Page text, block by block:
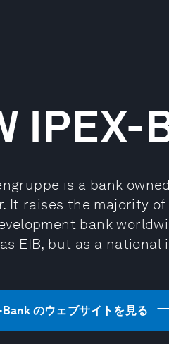
IPEX-
is a bank
It raises the majority
bank
EIB, but as a
のウェブサイトを見る